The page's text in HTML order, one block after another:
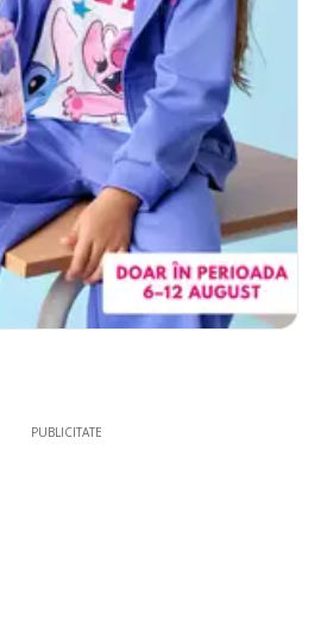
PUBLICITATE